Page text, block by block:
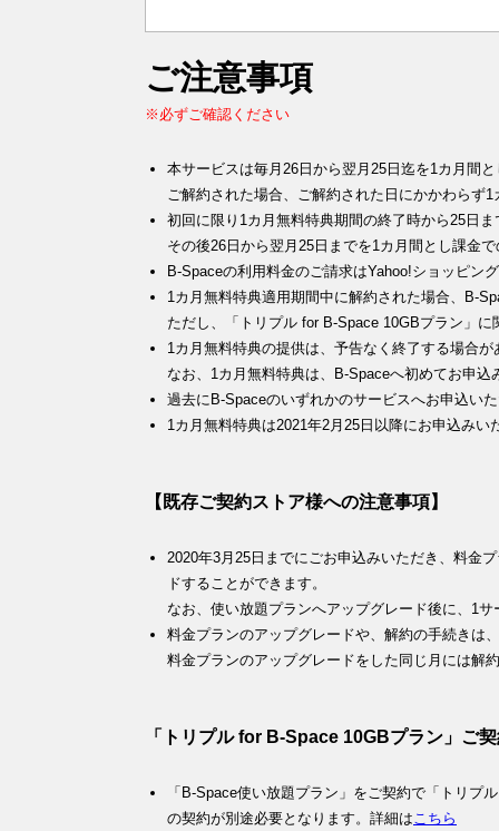
ご注意事項
※必ずご確認ください
本サービスは毎月26日から翌月25日迄を1カ月間
ご解約された場合、ご解約された日にかかわらず
初回に限り1カ月無料特典期間の終了時から25日
その後26日から翌月25日までを1カ月間とし課金
B-Spaceの利用料金のご請求はYahoo!ショッピン
1カ月無料特典適用期間中に解約された場合、B-
ただし、「トリプル for B-Space 10GBプラン」
1カ月無料特典の提供は、予告なく終了する場合
なお、1カ月無料特典は、B-Spaceへ初めてお申
過去にB-Spaceのいずれかのサービスへお申込い
1カ月無料特典は2021年2月25日以降にお申込みい
【既存ご契約ストア様への注意事項】
2020年3月25日までにごお申込みいただき、料金
ドすることができます。
なお、使い放題プランへアップグレード後に、1
料金プランのアップグレードや、解約の手続きは
料金プランのアップグレードをした同じ月には解
「トリプル for B-Space 10GBプラン」ご
「B-Space使い放題プラン」をご契約で「トリ
の契約が別途必要となります。詳細はこちら